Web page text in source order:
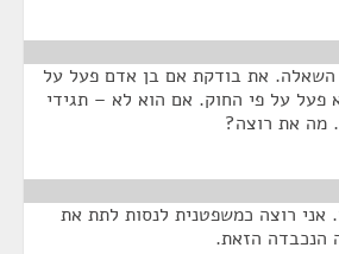
השאלה. את בודקת אם בן אדם פעל על
פעל על פי החוק. אם הוא לא – תגידי
מה את רוצה?
אני רוצה כמשפטנית לנסות לתת את
הנכבדה הזאת.